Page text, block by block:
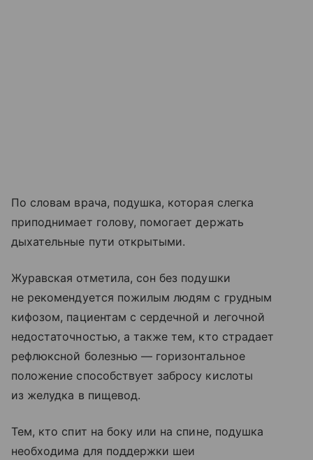
По словам врача, подушка, которая слегка
приподнимает голову, помогает держать
дыхательные пути открытыми.
Журавская отметила, сон без подушки
не рекомендуется пожилым людям с грудным
кифозом, пациентам с сердечной и легочной
недостаточностью, а также тем, кто страдает
рефлюксной болезнью — горизонтальное
положение способствует забросу кислоты
из желудка в пищевод.
Тем, кто спит на боку или на спине, подушка
необходима для поддержки шеи